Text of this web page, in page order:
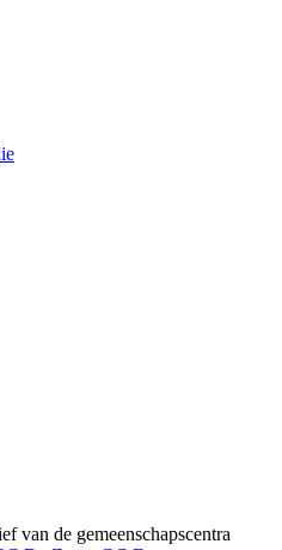
van de gemeenschapscentra